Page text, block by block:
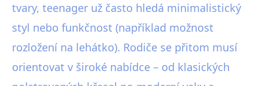
tvary, teenager už často hledá minimalistický
styl nebo funkčnost (například možnost
rozložení na lehátko). Rodiče se přitom musí
orientovat v široké nabídce – od klasických